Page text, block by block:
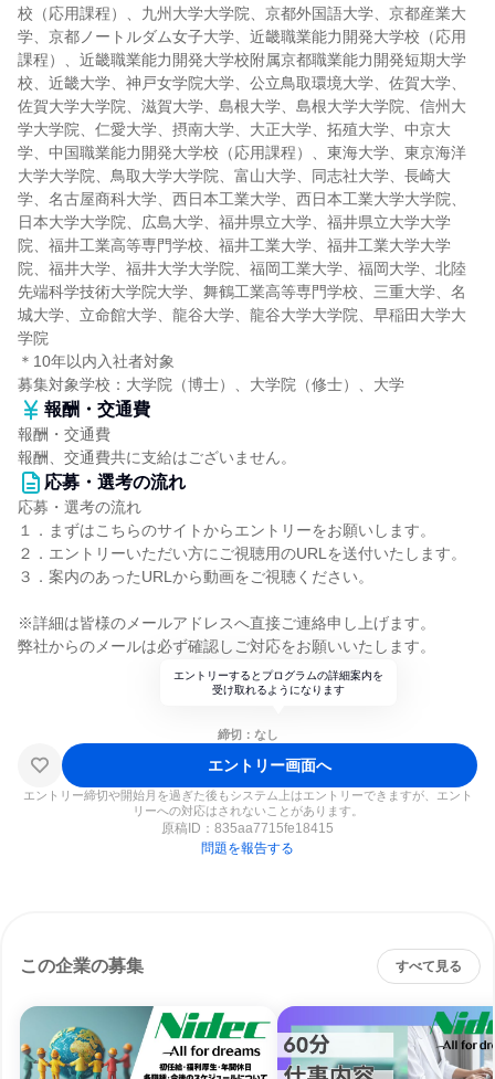
校（応用課程）、九州大学大学院、京都外国語大学、京都産業大
学、京都ノートルダム女子大学、近畿職業能力開発大学校（応用
課程）、近畿職業能力開発大学校附属京都職業能力開発短期大学
校、近畿大学、神戸女学院大学、公立鳥取環境大学、佐賀大学、
佐賀大学大学院、滋賀大学、島根大学、島根大学大学院、信州大
学大学院、仁愛大学、摂南大学、大正大学、拓殖大学、中京大
学、中国職業能力開発大学校（応用課程）、東海大学、東京海洋
大学大学院、鳥取大学大学院、富山大学、同志社大学、長崎大
学、名古屋商科大学、西日本工業大学、西日本工業大学大学院、
日本大学大学院、広島大学、福井県立大学、福井県立大学大学
院、福井工業高等専門学校、福井工業大学、福井工業大学大学
院、福井大学、福井大学大学院、福岡工業大学、福岡大学、北陸
先端科学技術大学院大学、舞鶴工業高等専門学校、三重大学、名
城大学、立命館大学、龍谷大学、龍谷大学大学院、早稲田大学大
学院
＊10年以内入社者対象
募集対象学校：大学院（博士）、大学院（修士）、大学
報酬・交通費
報酬・交通費
報酬、交通費共に支給はございません。
応募・選考の流れ
応募・選考の流れ
１．まずはこちらのサイトからエントリーをお願いします。
２．エントリーいただい方にご視聴用のURLを送付いたします。
３．案内のあったURLから動画をご視聴ください。
※詳細は皆様のメールアドレスへ直接ご連絡申し上げます。
弊社からのメールは必ず確認しご対応をお願いいたします。
エントリーするとプログラムの詳細案内を
受け取れるようになります
締切：なし
エントリー画面へ
エントリー締切や開始月を過ぎた後もシステム上はエントリーできますが、エント
リーへの対応はされないことがあります。
原稿ID： 835aa7715fe18415
問題を報告する
この企業の募集 すべて見る